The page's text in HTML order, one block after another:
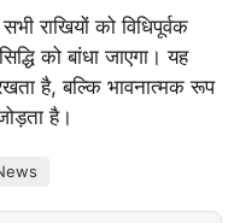
राखियों को विधिपूर्वक
को बांधा जाएगा। यह
है, बल्कि भावनात्मक रूप
है।